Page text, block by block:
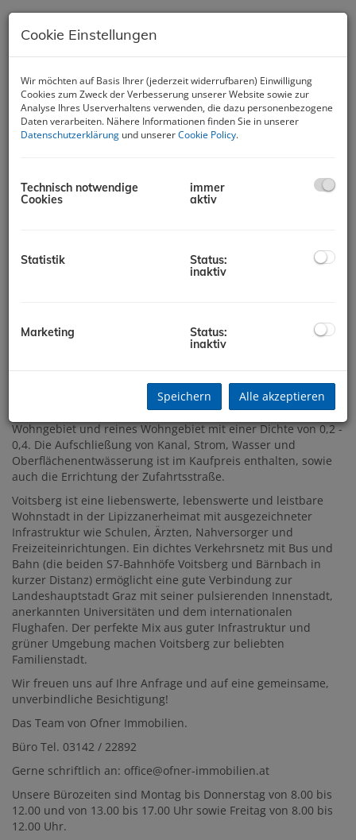
Hochwertiges Baugrundstück in
bester Aussichtslage!
Beschreibung
phantastischer Lage ihr persönlichen Wohntraum zu
realisieren! SONNENPLATEAU - der Name ist Programm
Grundstücksgröße von 606 m² in zweiter Lage.
Das gesamte Projekt umfasst 18.860 m² - es stehen insgesamt
Auswahl. Für die Grundstücke gibt es einen Bebauungsplan,
der die detaillierte Bebauung regelt. Gewidmet sind die
Grundstücke als Aufschließungsgebiet für allgemeines
Wohngebiet und reines Wohngebiet mit einer Dichte von 0,2 -
0,4. Die Aufschließung von Kanal, Strom, Wasser und
Oberflächenentwässerung ist im Kaufpreis enthalten, sowie
auch die Errichtung der Zufahrtsstraße.
Voitsberg ist eine liebenswerte, lebenswerte und leistbare
Wohnstadt in der Lipizzanerheimat mit ausgezeichneter
Infrastruktur wie Schulen, Ärzten, Nahversorger und
Freizeiteinrichtungen. Ein dichtes Verkehrsnetz mit Bus und
Bahn (die beiden S7-Bahnhöfe Voitsberg und Bärnbach in
kurzer Distanz) ermöglicht eine gute Verbindung zur
Landeshauptstadt Graz mit seiner pulsierenden Innenstadt,
anerkannten Universitäten und dem internationalen
Flughafen. Der perfekte Mix aus guter Infrastruktur und
grüner Umgebung machen Voitsberg zur beliebten
Familienstadt.
Wir freuen uns auf Ihre Anfrage und auf eine gemeinsame,
unverbindliche Besichtigung!
Das Team von Ofner Immobilien.
Büro Tel. 03142 / 22892
Gerne schriftlich an: office@ofner-immobilien.at
Unsere Bürozeiten sind Montag bis Donnerstag von 8.00 bis
12.00 und von 13.00 bis 17.00 Uhr sowie Freitag von 8.00 bis
12.00 Uhr.
Cookie Einstellungen
Wir möchten auf Basis Ihrer (jederzeit widerrufbaren) Einwilligung
Cookies zum Zweck der Verbesserung unserer Website sowie zur
Analyse Ihres Userverhaltens verwenden, die dazu personenbezogene
Daten verarbeiten. Nähere Informationen finden Sie in unserer
Datenschutzerklärung und unsererCookie Policy.
Technisch notwendige
Cookies
immer
aktiv
Statistik
Status:
inaktiv
Marketing
Status:
inaktiv
Speichern Alle akzeptieren